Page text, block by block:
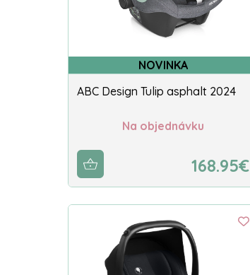
NOVINKA
ABC Design Tulip asphalt 2024
Na objednávku
168.95€